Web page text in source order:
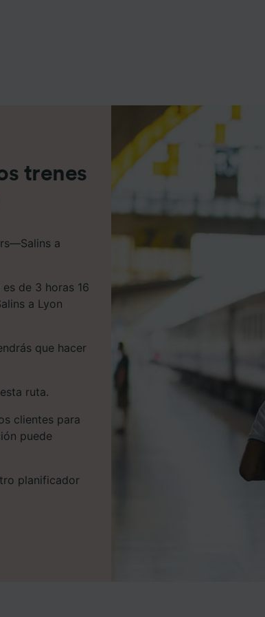
trenes
a
de 3 horas 16
a Lyon
que hacer
ruta.
clientes para
puede
planificador
(proveedores)